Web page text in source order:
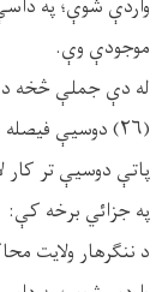
واردې شوې؛ په
موجودې وې.
پاتې دوسيې تر
په جزائي برخه کې: